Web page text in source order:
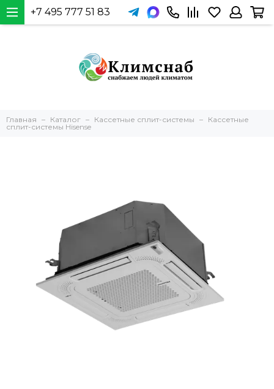
+7 495 777 51 83
Главная Каталог Кассетные сплит-системы
Кассетные
сплит-системы Hisense